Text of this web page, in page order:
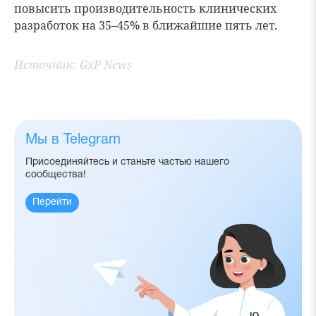
повысить производительность клинических
разработок на 35–45% в ближайшие пять лет.
Источник: GxP News
Мы в Telegram
Присоединяйтесь и станьте частью нашего
сообщества!
Перейти